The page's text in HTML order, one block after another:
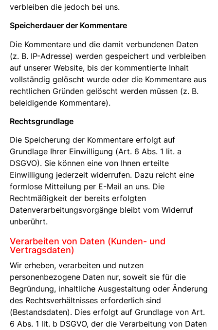
verbleiben die jedoch bei uns.
Speicherdauer der Kommentare
Die Kommentare und die damit verbundenen Daten
(z. B. IP-Adresse) werden gespeichert und verbleiben
auf unserer Website, bis der kommentierte Inhalt
vollständig gelöscht wurde oder die Kommentare aus
rechtlichen Gründen gelöscht werden müssen (z. B.
beleidigende Kommentare).
Rechtsgrundlage
Die Speicherung der Kommentare erfolgt auf
Grundlage Ihrer Einwilligung (Art. 6 Abs. 1 lit. a
DSGVO). Sie können eine von Ihnen erteilte
Einwilligung jederzeit widerrufen. Dazu reicht eine
formlose Mitteilung per E-Mail an uns. Die
Rechtmäßigkeit der bereits erfolgten
Datenverarbeitungsvorgänge bleibt vom Widerruf
unberührt.
Verarbeiten von Daten (Kunden- und
Vertragsdaten)
Wir erheben, verarbeiten und nutzen
personenbezogene Daten nur, soweit sie für die
Begründung, inhaltliche Ausgestaltung oder Änderung
des Rechtsverhältnisses erforderlich sind
(Bestandsdaten). Dies erfolgt auf Grundlage von Art.
6 Abs. 1 lit. b DSGVO, der die Verarbeitung von Daten